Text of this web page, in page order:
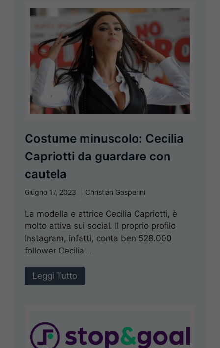
Costume minuscolo: Cecilia
Capriotti da guardare con
cautela
Giugno 17, 2023 Christian Gasperini
La modella e attrice Cecilia Capriotti, è
molto attiva sui social. Il proprio profilo
Instagram, infatti, conta ben 528.000
follower Cecilia ...
Leggi Tutto